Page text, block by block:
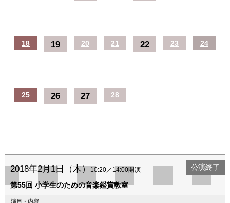
18 19 20 21 22 23 24
25 26 27 28
2018年2月1日（木）10:20／14:00開演
第55回 小学生のための音楽鑑賞教室
公演終了
演目・内容